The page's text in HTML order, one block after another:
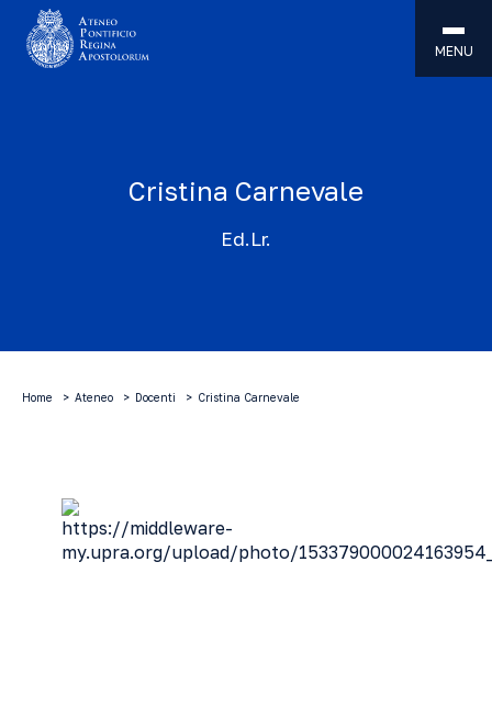
MENU
Cristina Carnevale
Ed.Lr.
Home Ateneo Docenti Cristina Carnevale